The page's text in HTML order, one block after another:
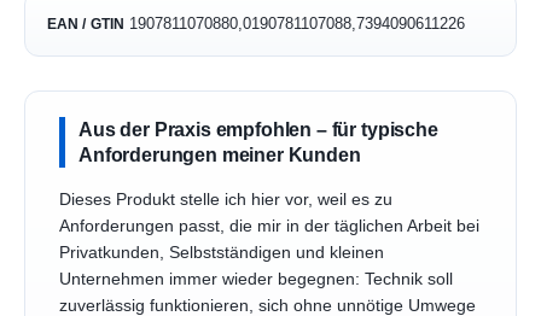
EAN / GTIN 1907811070880,0190781107088,7394090611226
Aus der Praxis empfohlen – für typische
Anforderungen meiner Kunden
Dieses Produkt stelle ich hier vor, weil es zu
Anforderungen passt, die mir in der täglichen Arbeit bei
Privatkunden, Selbstständigen und kleinen
Unternehmen immer wieder begegnen: Technik soll
zuverlässig funktionieren, sich ohne unnötige Umwege